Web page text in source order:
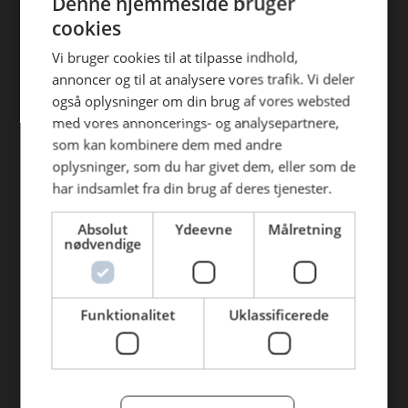
Find din afdeling
AB Catering Aalborg
AB Catering Århus
AB Catering Holstebro
AB Catering Ribe
AB Catering København
Genveje
BLUS 16. udgave
efterfølgende anvendelse heraf.
cookies
Vi bruger cookies til at tilpasse indhold,
annoncer og til at analysere vores trafik. Vi deler
også oplysninger om din brug af vores websted
med vores annoncerings- og analysepartnere,
som kan kombinere dem med andre
oplysninger, som du har givet dem, eller som de
har indsamlet fra din brug af deres tjenester.
Absolut
nødvendige
Ydeevne Målretning
Funktionalitet Uklassificerede